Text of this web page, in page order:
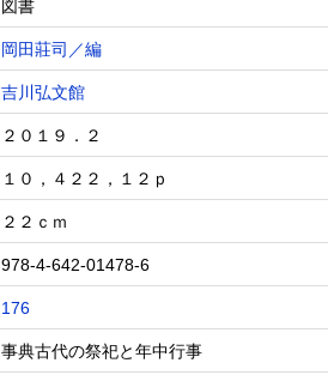
図書
岡田莊司／編
吉川弘文館
２０１９．２
１０，４２２，１２ｐ
２２ｃｍ
978-4-642-01478-6
176
事典古代の祭祀と年中行事